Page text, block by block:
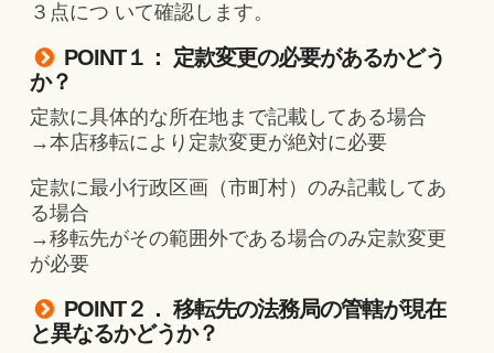
３点につ いて確認します。
POINT１： 定款変更の必要があるかどう
か？
定款に具体的な所在地まで記載してある場合
→本店移転により定款変更が絶対に必要
定款に最小行政区画（市町村）のみ記載してあ
る場合
→移転先がその範囲外である場合のみ定款変更
が必要
POINT２． 移転先の法務局の管轄が現在
と異なるかどうか？